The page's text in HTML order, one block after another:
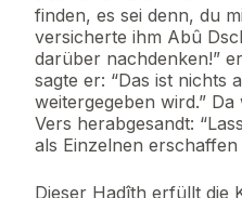
finden, es sei denn, du
versicherte ihm Abû
darüber nachdenken!”
sagte er: “Das ist nichts
weitergegeben wird.”
Vers herabgesandt:
als Einzelnen erschaffen
Dieser Hadîth erfüllt die